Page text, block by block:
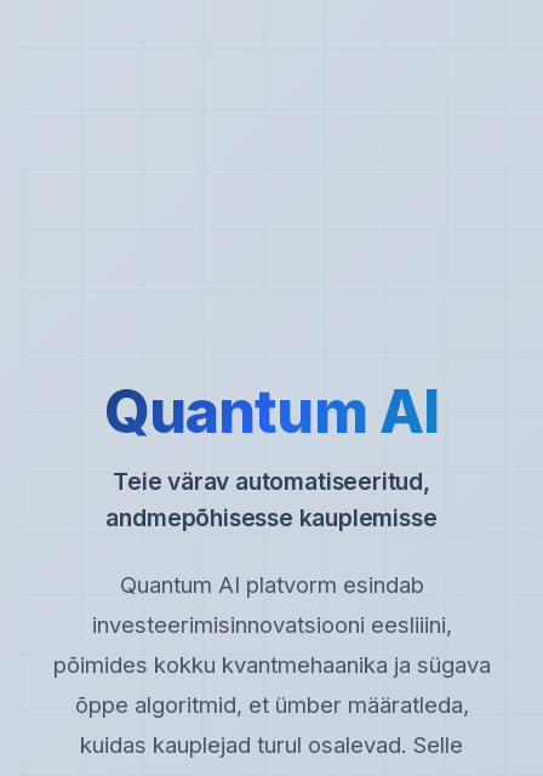
Quantum AI
Teie värav automatiseeritud,
andmepõhisesse kauplemisse
Quantum AI platvorm esindab
investeerimisinnovatsiooni eesliiini,
põimides kokku kvantmehaanika ja sügava
õppe algoritmid, et ümber määratleda,
kuidas kauplejad turul osalevad. Selle